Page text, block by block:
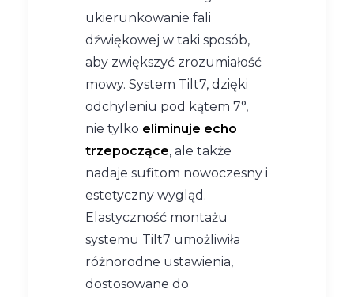
ukierunkowanie fali
dźwiękowej w taki sposób,
aby zwiększyć zrozumiałość
mowy. System Tilt7, dzięki
odchyleniu pod kątem 7°,
nie tylko eliminuje echo
trzepoczące, ale także
nadaje sufitom nowoczesny i
estetyczny wygląd.
Elastyczność montażu
systemu Tilt7 umożliwiła
różnorodne ustawienia,
dostosowane do